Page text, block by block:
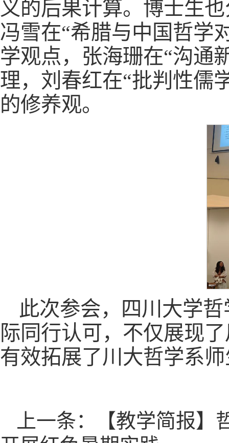
义的后果计算。博士生
冯雪在“希腊与中国哲学
学观点，张海珊在“沟通
理，刘春红在“批判性儒
的修养观。
此次参会，四川大学
际同行认可，不仅展现
有效拓展了川大哲学系
上一条：【教学简报